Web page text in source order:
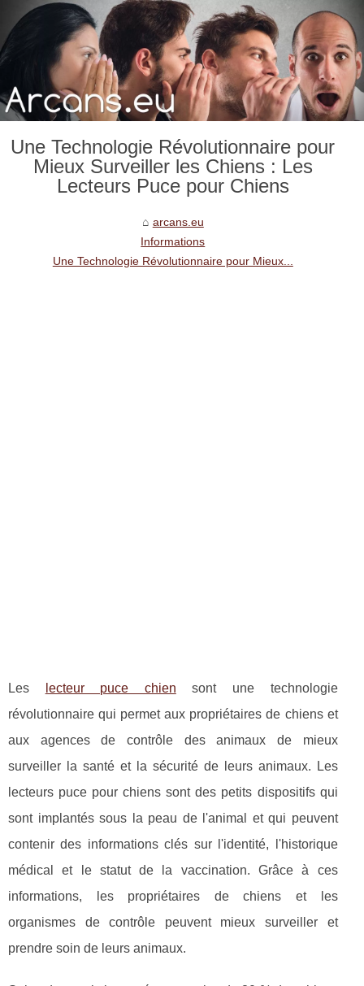
Une Technologie Révolutionnaire pour
Mieux Surveiller les Chiens : Les
Lecteurs Puce pour Chiens
arcans.eu
Informations
Une Technologie Révolutionnaire pour Mieux...
Les lecteur puce chien sont une technologie
révolutionnaire qui permet aux propriétaires de chiens et
aux agences de contrôle des animaux de mieux
surveiller la santé et la sécurité de leurs animaux. Les
lecteurs puce pour chiens sont des petits dispositifs qui
sont implantés sous la peau de l'animal et qui peuvent
contenir des informations clés sur l'identité, l'historique
médical et le statut de la vaccination. Grâce à ces
informations, les propriétaires de chiens et les
organismes de contrôle peuvent mieux surveiller et
prendre soin de leurs animaux.